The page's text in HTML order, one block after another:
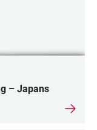
– Japans